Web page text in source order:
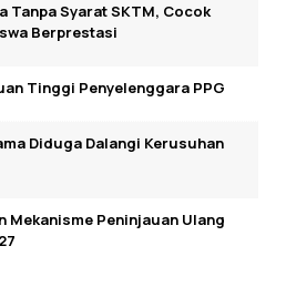
Tanpa Syarat SKTM, Cocok
Berprestasi
Tinggi Penyelenggara PPG
Diduga Dalangi Kerusuhan
Mekanisme Peninjauan Ulang